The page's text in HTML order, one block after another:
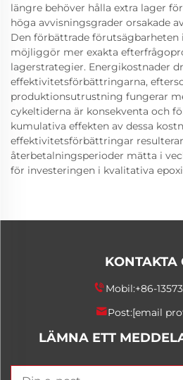
längre behöver hålla extra lager
höga avvisningsgrader orsakade
Den förbättrade
möjliggör mer exakta
lagerstrategier. Energikostnader
effektivitetsförbättringarna,
produktionsutrustning fungerar
cykeltiderna är konsekventa och
kumulativa effekten av dessa
effektivitetsförbättringar
återbetalningsperioder mätta i
för investeringen i kvalitativa
KONTAKTA
Mobil:+86-
Post:[email
LÄMNA ETT